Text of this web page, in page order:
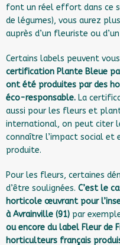
font un réel effort dans ce
de légumes), vous aurez
auprès d’un fleuriste ou
Certains labels peuvent
certification Plante Bleue
ont été produites par des
éco-responsable. La
aussi pour les fleurs et
international, on peut citer
connaître l’impact social et
produite.
Pour les fleurs, certaines
d’être soulignées. C’est le
horticole œuvrant pour
à Avrainville (91) par
ou encore du label Fleur de
horticulteurs français